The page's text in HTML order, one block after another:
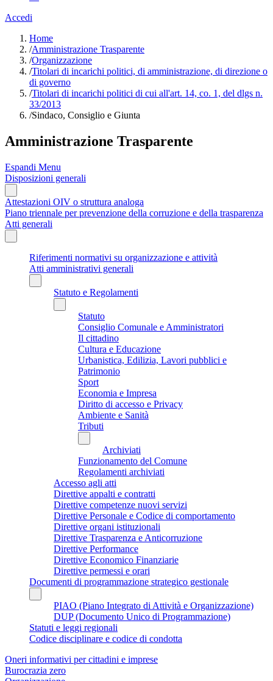
Accedi
Home
/Amministrazione Trasparente
/Organizzazione
/Titolari di incarichi politici, di amministrazione, di direzione o
di governo
/Titolari di incarichi politici di cui all'art. 14, co. 1, del dlgs n.
33/2013
/Sindaco, Consiglio e Giunta
Amministrazione Trasparente
Espandi Menu
Disposizioni generali
Attestazioni OIV o struttura analoga
Piano triennale per prevenzione della corruzione e della trasparenza
Atti generali
Riferimenti normativi su organizzazione e attività
Atti amministrativi generali
Statuto e Regolamenti
Statuto
Consiglio Comunale e Amministratori
Il cittadino
Cultura e Educazione
Urbanistica, Edilizia, Lavori pubblici e
Patrimonio
Sport
Economia e Impresa
Diritto di accesso e Privacy
Ambiente e Sanità
Tributi
Archiviati
Funzionamento del Comune
Regolamenti archiviati
Accesso agli atti
Direttive appalti e contratti
Direttive competenze nuovi servizi
Direttive Personale e Codice di comportamento
Direttive organi istituzionali
Direttive Trasparenza e Anticorruzione
Direttive Performance
Direttive Economico Finanziarie
Direttive permessi e orari
Documenti di programmazione strategico gestionale
PIAO (Piano Integrato di Attività e Organizzazione)
DUP (Documento Unico di Programmazione)
Statuti e leggi regionali
Codice disciplinare e codice di condotta
Oneri informativi per cittadini e imprese
Burocrazia zero